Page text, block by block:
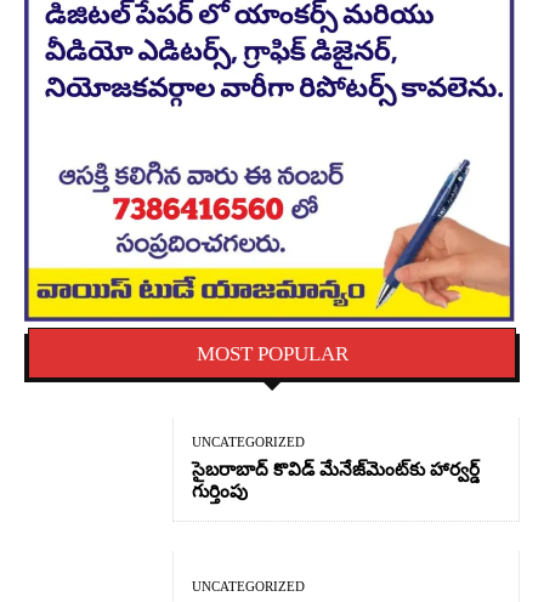
MOST POPULAR
UNCATEGORIZED
సైబరాబాద్‌ కొవిడ్‌ మేనేజ్‌మెంట్‌కు హార్వర్డ్‌
గుర్తింపు
UNCATEGORIZED